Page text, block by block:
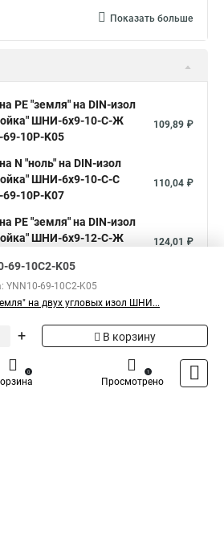
Показать больше
PE "земля" на DIN-изол
ШНИ-6х9-10-С-Ж
69-10P-K05
109,89 ₽
N "ноль" на DIN-изол
ШНИ-6х9-10-С-С
69-10P-K07
110,04 ₽
PE "земля" на DIN-изол
ШНИ-6х9-12-С-Ж
124,01 ₽
5 1
69-10C2-K05
YNN10-69-10C2-K05
на двух угловых изол ШНИ...
+ В корзину
0
Просмотрено
1